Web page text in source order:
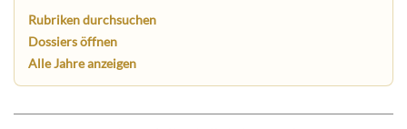
Rubriken durchsuchen
Dossiers öffnen
Alle Jahre anzeigen